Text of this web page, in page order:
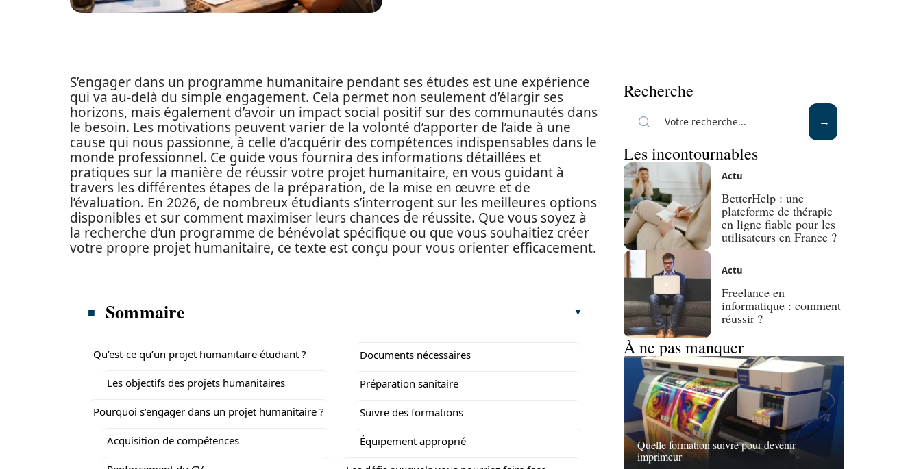
S’engager dans un programme humanitaire pendant ses études est une expérience
qui va au-delà du simple engagement. Cela permet non seulement d’élargir ses
horizons, mais également d’avoir un impact social positif sur des communautés dans
le besoin. Les motivations peuvent varier de la volonté d’apporter de l’aide à une
cause qui nous passionne, à celle d’acquérir des compétences indispensables dans le
monde professionnel. Ce guide vous fournira des informations détaillées et
pratiques sur la manière de réussir votre projet humanitaire, en vous guidant à
travers les différentes étapes de la préparation, de la mise en œuvre et de
l’évaluation. En 2026, de nombreux étudiants s’interrogent sur les meilleures options
disponibles et sur comment maximiser leurs chances de réussite. Que vous soyez à
la recherche d’un programme de bénévolat spécifique ou que vous souhaitiez créer
votre propre projet humanitaire, ce texte est conçu pour vous orienter efficacement.
Sommaire
Qu’est-ce qu’un projet humanitaire étudiant ?
Les objectifs des projets humanitaires
Pourquoi s’engager dans un projet humanitaire ?
Acquisition de compétences
Documents nécessaires
Préparation sanitaire
Suivre des formations
Équipement approprié
Recherche
Les incontournables
Actu
BetterHelp : une
plateforme de thérapie
en ligne fiable pour les
utilisateurs en France ?
Actu
Freelance en
informatique : comment
réussir ?
À ne pas manquer
Quelle formation suivre pour devenir
imprimeur